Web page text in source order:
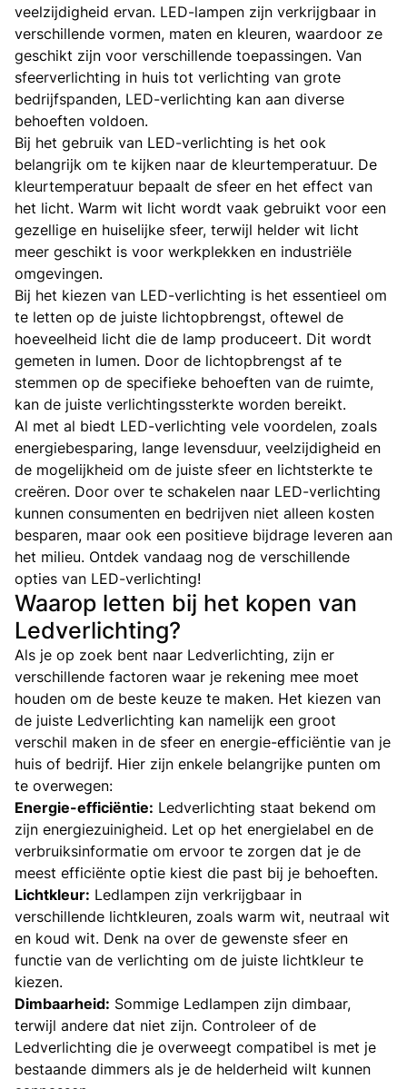
veelzijdigheid ervan. LED-lampen zijn verkrijgbaar in
verschillende vormen, maten en kleuren, waardoor ze
geschikt zijn voor verschillende toepassingen. Van
sfeerverlichting in huis tot verlichting van grote
bedrijfspanden, LED-verlichting kan aan diverse
behoeften voldoen.
Bij het gebruik van LED-verlichting is het ook
belangrijk om te kijken naar de kleurtemperatuur. De
kleurtemperatuur bepaalt de sfeer en het effect van
het licht. Warm wit licht wordt vaak gebruikt voor een
gezellige en huiselijke sfeer, terwijl helder wit licht
meer geschikt is voor werkplekken en industriële
omgevingen.
Bij het kiezen van LED-verlichting is het essentieel om
te letten op de juiste lichtopbrengst, oftewel de
hoeveelheid licht die de lamp produceert. Dit wordt
gemeten in lumen. Door de lichtopbrengst af te
stemmen op de specifieke behoeften van de ruimte,
kan de juiste verlichtingssterkte worden bereikt.
Al met al biedt LED-verlichting vele voordelen, zoals
energiebesparing, lange levensduur, veelzijdigheid en
de mogelijkheid om de juiste sfeer en lichtsterkte te
creëren. Door over te schakelen naar LED-verlichting
kunnen consumenten en bedrijven niet alleen kosten
besparen, maar ook een positieve bijdrage leveren aan
het milieu. Ontdek vandaag nog de verschillende
opties van LED-verlichting!
Waarop letten bij het kopen van
Ledverlichting?
Als je op zoek bent naar Ledverlichting, zijn er
verschillende factoren waar je rekening mee moet
houden om de beste keuze te maken. Het kiezen van
de juiste Ledverlichting kan namelijk een groot
verschil maken in de sfeer en energie-efficiëntie van je
huis of bedrijf. Hier zijn enkele belangrijke punten om
te overwegen:
Energie-efficiëntie: Ledverlichting staat bekend om
zijn energiezuinigheid. Let op het energielabel en de
verbruiksinformatie om ervoor te zorgen dat je de
meest efficiënte optie kiest die past bij je behoeften.
Lichtkleur: Ledlampen zijn verkrijgbaar in
verschillende lichtkleuren, zoals warm wit, neutraal wit
en koud wit. Denk na over de gewenste sfeer en
functie van de verlichting om de juiste lichtkleur te
kiezen.
Dimbaarheid: Sommige Ledlampen zijn dimbaar,
terwijl andere dat niet zijn. Controleer of de
Ledverlichting die je overweegt compatibel is met je
bestaande dimmers als je de helderheid wilt kunnen